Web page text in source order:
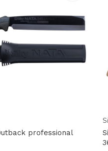
professional